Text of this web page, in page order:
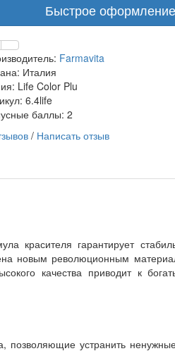
Быстрое оформление
Farmavita
Италия
Life Color Plu
6.4life
баллы: 2
/ Написать отзыв
красителя гарантирует
новым революционным
качества приводит к
позволяющие устранить